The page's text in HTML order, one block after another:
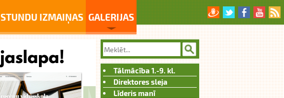
STUNDU IZMAIŅAS GALERIJAS
Tālmācība 1.-9. kl.
Direktores sleja
Līderis manī